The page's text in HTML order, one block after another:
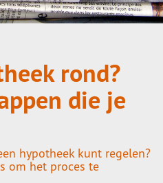
rond?
die je
hypotheek kunt regelen?
om het proces te